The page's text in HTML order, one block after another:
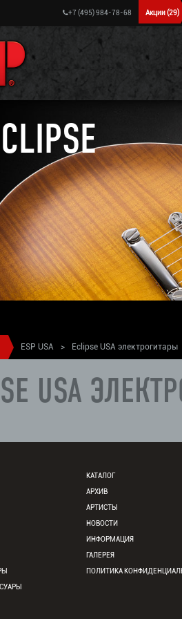
+7 (495) 984-78-68 Акции(29)
ESP USA > Eclipse USA электрогитары
USA
КАТАЛОГ
АРХИВ
АРТИСТЫ
НОВОСТИ
ИНФОРМАЦИЯ
ГАЛЕРЕЯ
ПОЛИТИКА